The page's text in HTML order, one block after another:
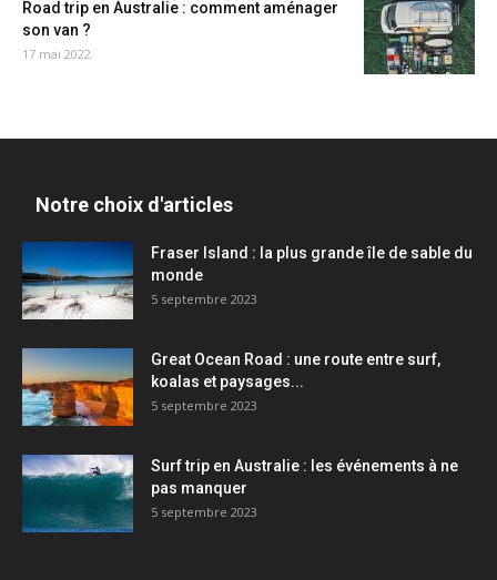
Road trip en Australie : comment aménager
son van ?
17 mai 2022
Notre choix d'articles
Fraser Island : la plus grande île de sable du
monde
5 septembre 2023
Great Ocean Road : une route entre surf,
koalas et paysages...
5 septembre 2023
Surf trip en Australie : les événements à ne
pas manquer
5 septembre 2023